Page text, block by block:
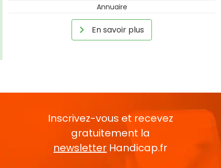
Annuaire
En savoir plus
Inscrivez-vous et recevez
gratuitement la
newsletter Handicap.fr